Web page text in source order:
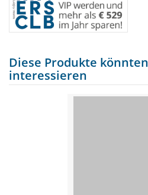
Diese Produkte
interessieren